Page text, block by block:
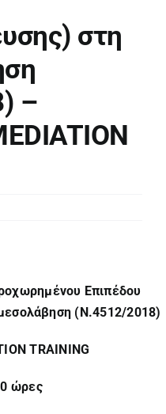
στη
–
Επιπέδου
(Ν.4512/2018)
TRAINING
ώρες